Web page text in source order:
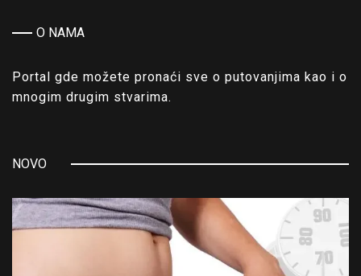
O NAMA
Portal gde možete pronaći sve o putovanjima kao i o
mnogim drugim stvarima.
NOVO